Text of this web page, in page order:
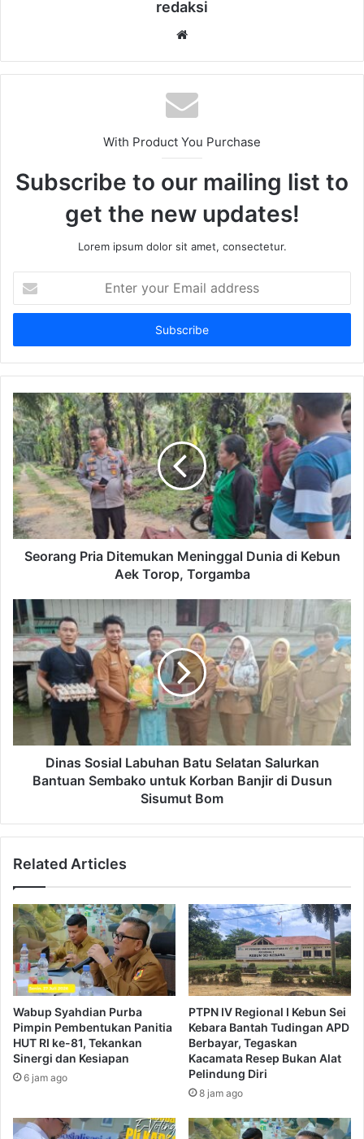
redaksi
With Product You Purchase
Subscribe to our mailing list to
get the new updates!
Lorem ipsum dolor sit amet, consectetur.
your
Email
Seorang Pria Ditemukan Meninggal Dunia di Kebun
Aek Torop, Torgamba
Dinas Sosial Labuhan Batu Selatan Salurkan
Bantuan Sembako untuk Korban Banjir di Dusun
Sisumut Bom
Related Articles
Wabup Syahdian Purba
Pimpin Pembentukan Panitia
HUT RI ke-81, Tekankan
Sinergi dan Kesiapan
6 jam ago
PTPN IV Regional I Kebun Sei
Kebara Bantah Tudingan APD
Berbayar, Tegaskan
Kacamata Resep Bukan Alat
Pelindung Diri
8 jam ago